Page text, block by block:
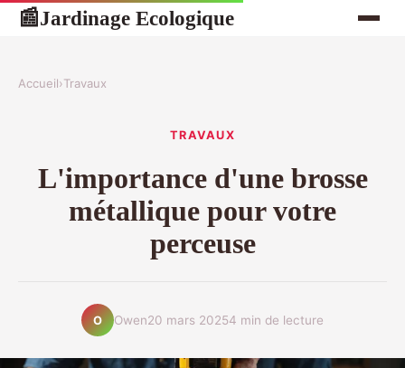
📰Jardinage Ecologique
Accueil›Travaux
TRAVAUX
L'importance d'une brosse
métallique pour votre
perceuse
O Owen20 mars 20254 min de lecture